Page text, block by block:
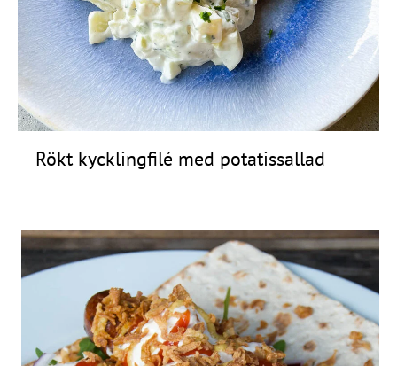
Frågor
&
svar
Ölprovning
Rökt kycklingfilé med potatissallad